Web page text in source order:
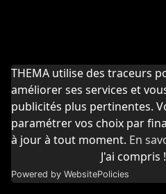
THEMA utilise des traceurs
améliorer ses services et
publicités plus pertinentes.
paramétrer vos choix par
à jour à tout moment. En
J'ai compris !
Powered by WebsitePolicies